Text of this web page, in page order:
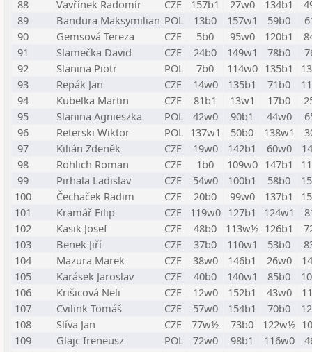
88
Vavřínek Radomír CZE 157b1 27w0 134b1
89
Bandura Maksymilian POL 13b0 157w1 59b0
90
Gemsová Tereza CZE 5b0 95w0 120b1
91
Slamečka David CZE 24b0 149w1 78b0
92
Slanina Piotr POL 7b0 114w0 135b1
93
Repák Jan CZE 14w0 135b1 71b0
94
Kubelka Martin CZE 81b1 13w1 17b0
95
Slanina Agnieszka POL 42w0 90b1 44w0
96
Reterski Wiktor POL 137w1 50b0 138w1
97
Kilián Zdeněk CZE 19w0 142b1 60w0
98
Röhlich Roman CZE 1b0 109w0 147b1
99
Pirhala Ladislav CZE 54w0 100b1 58b0
100
Čechaček Radim CZE 20b0 99w0 137b1
101
Kramář Filip CZE 119w0 127b1 124w1
102
Kasik Josef CZE 48b0 113w½ 126b1
103
Benek Jiří CZE 37b0 110w1 53b0
104
Mazura Marek CZE 38w0 146b1 26w0
105
Karásek Jaroslav CZE 40b0 140w1 85b0
106
Krišicová Neli CZE 12w0 152b1 43w0
107
Cvilink Tomáš CZE 57w0 154b1 70b0
108
Slíva Jan CZE 77w½ 73b0 122w½
109
Glajc Ireneusz POL 72w0 98b1 116w0